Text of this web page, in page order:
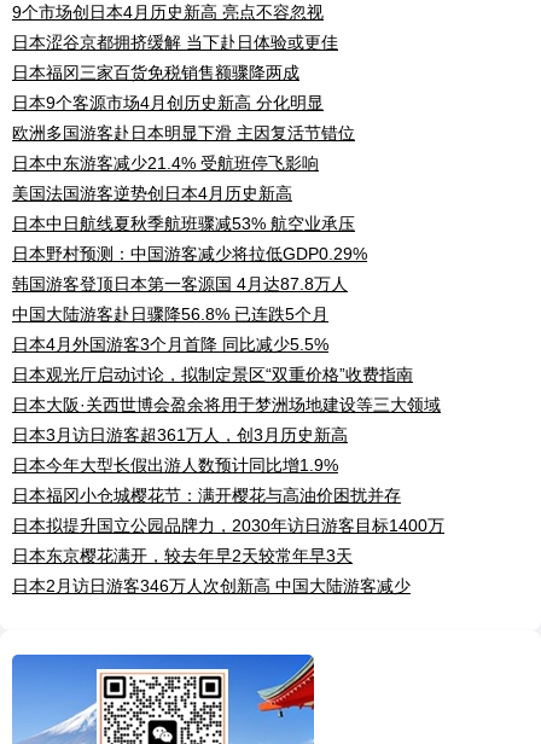
9个市场创日本4月历史新高 亮点不容忽视
日本涩谷京都拥挤缓解 当下赴日体验或更佳
日本福冈三家百货免税销售额骤降两成
日本9个客源市场4月创历史新高 分化明显
欧洲多国游客赴日本明显下滑 主因复活节错位
日本中东游客减少21.4% 受航班停飞影响
美国法国游客逆势创日本4月历史新高
日本中日航线夏秋季航班骤减53% 航空业承压
日本野村预测：中国游客减少将拉低GDP0.29%
韩国游客登顶日本第一客源国 4月达87.8万人
中国大陆游客赴日骤降56.8% 已连跌5个月
日本4月外国游客3个月首降 同比减少5.5%
日本观光厅启动讨论，拟制定景区“双重价格”收费指南
日本大阪·关西世博会盈余将用于梦洲场地建设等三大领域
日本3月访日游客超361万人，创3月历史新高
日本今年大型长假出游人数预计同比增1.9%
日本福冈小仓城樱花节：满开樱花与高油价困扰并存
日本拟提升国立公园品牌力，2030年访日游客目标1400万
日本东京樱花满开，较去年早2天较常年早3天
日本2月访日游客346万人次创新高 中国大陆游客减少